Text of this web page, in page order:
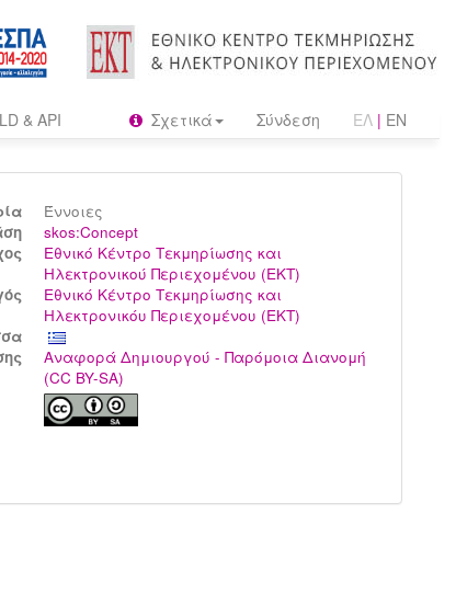
LD & API Σχετικά Σύνδεση ΕΛ | EN
Έννοιες
skos:Concept
Εθνικό Κέντρο Τεκμηρίωσης και
Ηλεκτρονικού Περιεχομένου (ΕΚΤ)
Εθνικό Κέντρο Τεκμηρίωσης και
Ηλεκτρονικόυ Περιεχομένου (ΕΚΤ)
Αναφορά Δημιουργού - Παρόμοια Διανομή
(CC BY-SA)